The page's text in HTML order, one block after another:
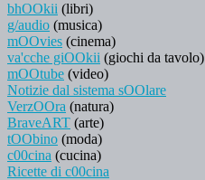
bhOOkii (libri)
g/audio (musica)
mOOvies (cinema)
va'cche giOOkii (giochi da tavolo)
mOOtube (video)
Notizie dal sistema sOOlare
VerzOOra (natura)
BraveART (arte)
tOObino (moda)
c00cina (cucina)
Ricette di c00cina